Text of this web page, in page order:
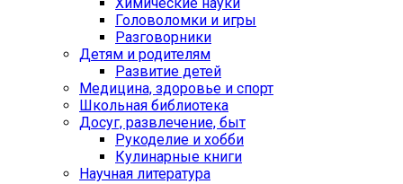
Химические науки
Головоломки и игры
Разговорники
Детям и родителям
Развитие детей
Медицина, здоровье и спорт
Школьная библиотека
Досуг, развлечение, быт
Рукоделие и хобби
Кулинарные книги
Научная литература